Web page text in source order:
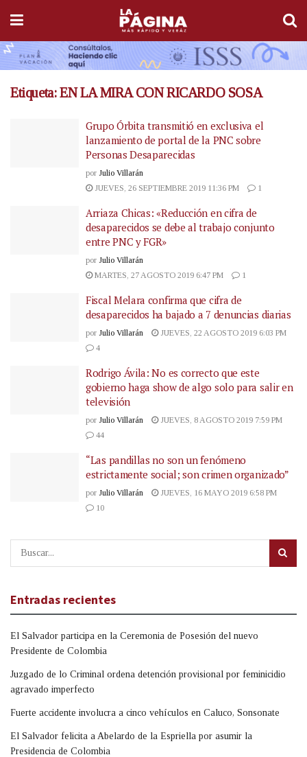
Etiqueta:EN LA MIRA CON RICARDO SOSA
Grupo Órbita transmitió en exclusiva el
lanzamiento de portal de la PNC sobre
Personas Desaparecidas
por Julio Villarán
JUEVES, 26 SEPTIEMBRE 2019 11:36 PM
1
Arriaza Chicas: «Reducción en cifra de
desaparecidos se debe al trabajo conjunto
entre PNC y FGR»
por Julio Villarán
MARTES, 27 AGOSTO 2019 6:47 PM
1
Fiscal Melara confirma que cifra de
desaparecidos ha bajado a 7 denuncias diarias
por Julio Villarán
JUEVES, 22 AGOSTO 2019 6:03 PM
4
Rodrigo Ávila: No es correcto que este
gobierno haga show de algo solo para salir en
televisión
por Julio Villarán
JUEVES, 8 AGOSTO 2019 7:59 PM
44
“Las pandillas no son un fenómeno
estrictamente social; son crimen organizado”
por Julio Villarán
JUEVES, 16 MAYO 2019 6:58 PM
10
Entradas recientes
El Salvador participa en la Ceremonia de Posesión del nuevo
Presidente de Colombia
Juzgado de lo Criminal ordena detención provisional por feminicidio
agravado imperfecto
Fuerte accidente involucra a cinco vehículos en Caluco, Sonsonate
El Salvador felicita a Abelardo de la Espriella por asumir la
Presidencia de Colombia